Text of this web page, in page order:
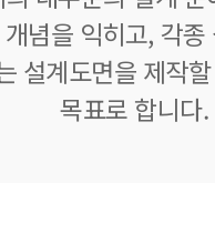
념을 익히고, 각
설계도면을 제작
목표로 합니다.